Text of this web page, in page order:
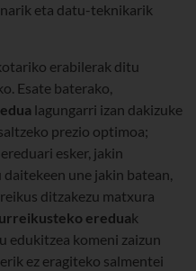
eta datu-teknikarik
erabilerak ditu
Esate baterako,
lagungarri izan dakizuke
prezio optimoa;
esker, jakin
une jakin batean,
ditzakezu matxura
ereduak
edukitzea komeni zaizun
ez eragiteko salmentei